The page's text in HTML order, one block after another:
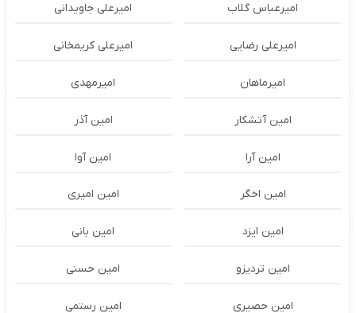
امیرعباس گلاب امیرعلی جاویدانی
امیرعلی رضایی امیرعلی کریمخانی
امیرماهان امیرمهدی
امین آتشکار امین آذر
امین آرا امین آوا
امین اخگر امین امیری
امین ایزد امین بانی
امین تردیزو امین حسنی
امین حصیری امین رستمی